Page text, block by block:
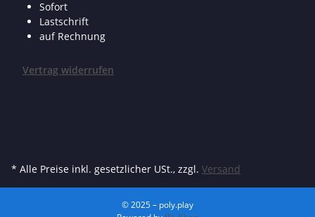
Sofort
Lastschrift
auf Rechnung
Vertrag widerrufen
* Alle Preise inkl. gesetzlicher USt., zzgl. Versand
© 2025 – poly.play